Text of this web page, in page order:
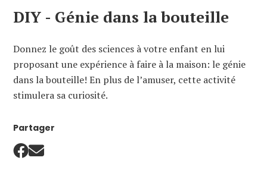
DIY - Génie dans la bouteille
Donnez le goût des sciences à votre enfant en lui
proposant une expérience à faire à la maison: le génie
dans la bouteille! En plus de l’amuser, cette activité
stimulera sa curiosité.
Partager